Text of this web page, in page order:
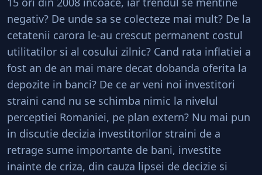
negativ? De unde sa se colecteze mai mult? De la
cetatenii carora le-au crescut permanent costul
utilitatilor si al cosului zilnic? Cand rata inflatiei a
fost an de an mai mare decat dobanda oferita la
depozite in banci? De ce ar veni noi investitori
straini cand nu se schimba nimic la nivelul
perceptiei Romaniei, pe plan extern? Nu mai pun
in discutie decizia investitorilor straini de a
retrage sume importante de bani, investite
inainte de criza, din cauza lipsei de decizie si